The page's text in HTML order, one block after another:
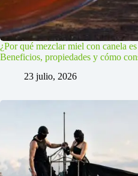
¿Por qué mezclar miel con canela
Beneficios, propiedades y cómo
23 julio, 2026